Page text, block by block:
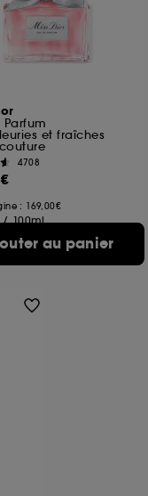
Parfum
et fraîches
4708
: 169,00€
/100ml
au panier